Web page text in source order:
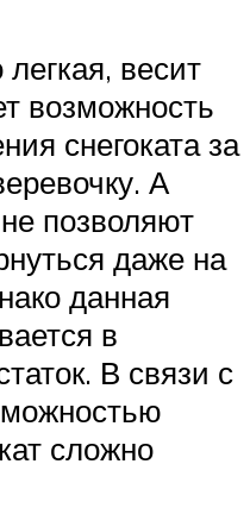
весит
возможность
снегоката за
А
позволяют
даже на
данная
в
В связи с
сложно